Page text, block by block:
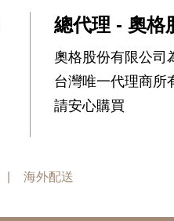
總代理 - 奧格
奧格股份有限公司
台灣唯一代理商所
請安心購買
海外配送